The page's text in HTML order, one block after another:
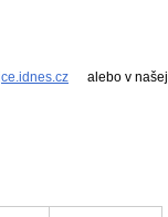
alebo v našej